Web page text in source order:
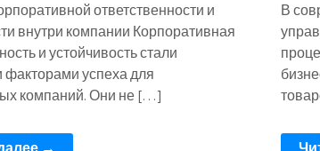
ответственности и
внутри компании Корпоративная
и устойчивость стали
успеха для
компаний. Они не […]
В